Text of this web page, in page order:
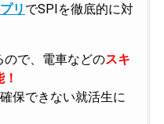
リ でSPIを徹底的に対
ので、電車などのスキ
保できない就活生に